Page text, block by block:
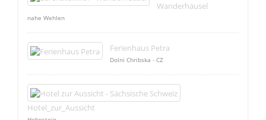
Wanderhäusel
nahe Wehlen
Ferienhaus Petra
Dolni Chribska - CZ
Hotel_zur_Aussicht